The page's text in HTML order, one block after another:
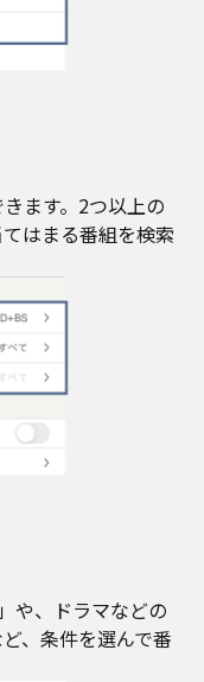
ます。2つ以上の
はまる番組を検索
や、ドラマなどの
、条件を選んで番